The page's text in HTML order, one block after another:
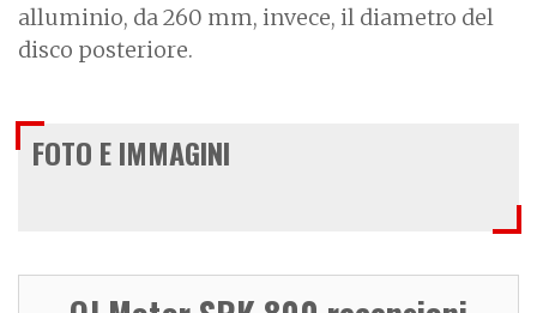
alluminio, da 260 mm, invece, il diametro del
disco posteriore.
FOTO E IMMAGINI